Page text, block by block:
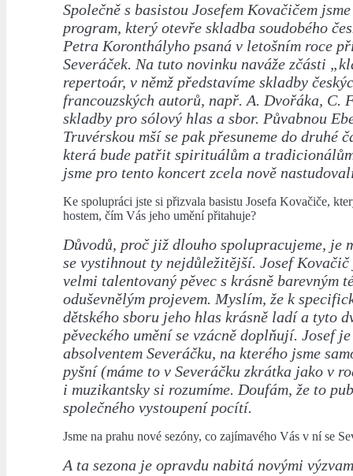
Společně s basistou Josefem Kovačičem
program, který otevře skladba soudobého
Petra Koronthályho psaná v letošním roce
Severáček. Na tuto novinku naváže zčásti
repertoár, v němž představíme skladby
francouzských autorů, např. A. Dvořáka, C.
skladby pro sólový hlas a sbor. Půvabnou
Truvérskou mší se pak přesuneme do druhé
která bude patřit spirituálům a
jsme pro tento koncert zcela nově
Ke spolupráci jste si přizvala basistu Josefa Kovačiče,
hostem, čím Vás jeho umění přitahuje?
Důvodů, proč již dlouho spolupracujeme, je
se vystihnout ty nejdůležitější. Josef
velmi talentovaný pěvec s krásně barevným
oduševnělým projevem. Myslím, že k
dětského sboru jeho hlas krásně ladí a tyto
pěveckého umění se vzácně doplňují. Josef
absolventem Severáčku, na kterého jsme
pyšní (máme to v Severáčku zkrátka jako v
i muzikantsky si rozumíme. Doufám, že to
společného vystoupení pocítí.
Jsme na prahu nové sezóny, co zajímavého Vás v ní se
A ta sezona je opravdu nabitá novými